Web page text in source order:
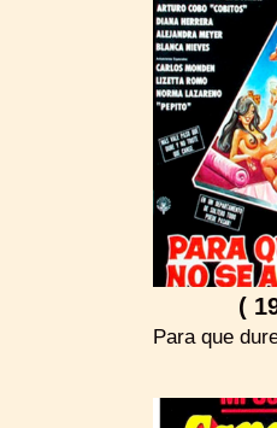
(
Para que